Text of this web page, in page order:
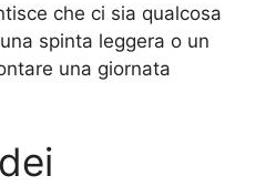
che ci sia qualcosa
spinta leggera o un
una giornata